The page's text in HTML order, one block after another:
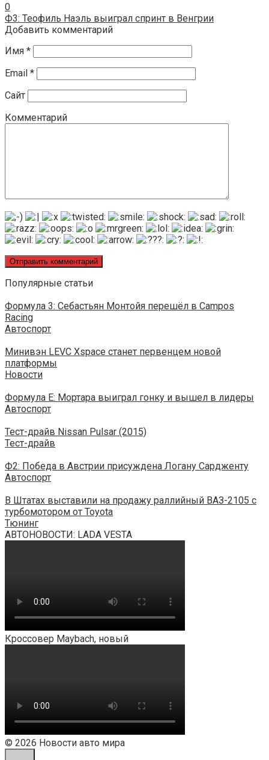
0
Ф3: Теофиль Наэль выиграл спринт в Венгрии
Добавить комментарий
Имя *
Email *
Сайт
Комментарий
Популярные статьи
Формула 3: Себастьян Монтойя перешёл в Campos
Racing
Автоспорт
Минивэн LEVC Xspace станет первенцем новой
платформы
Новости
Формула E: Мортара выиграл гонку и вышел в лидеры
Автоспорт
Тест-драйв Nissan Pulsar (2015)
Тест-драйв
Ф2: Победа в Австрии присуждена Логану Сардженту
Автоспорт
В Штатах выставили на продажу раллийный ВАЗ-2105 с
турбомотором от Toyota
Тюнинг
АВТОНОВОСТИ: LADA VESTA
Кроссовер Maybach, новый
© 2026 Новости авто мира